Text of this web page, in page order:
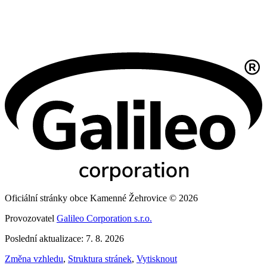
Oficiální stránky obce Kamenné Žehrovice © 2026
Provozovatel Galileo Corporation s.r.o.
Poslední aktualizace: 7. 8. 2026
Změna vzhledu, Struktura stránek, Vytisknout